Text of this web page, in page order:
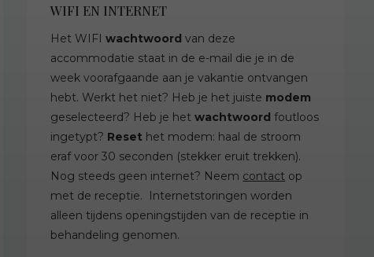
WIFI EN INTERNET
Het WIFIwachtwoord van deze
accommodatie staat in de e-mail die je in de
week voorafgaande aan je vakantie ontvangen
hebt. Werkt het niet? Heb je het juiste modem
geselecteerd? Heb je hetwachtwoordfoutloos
ingetypt? Reset het modem: haal de stroom
eraf voor 30 seconden (stekker eruit trekken).
Nog steeds geen internet? Neem contact op
met de receptie. Internetstoringen worden
alleen tijdens openingstijden van de receptie in
behandeling genomen.